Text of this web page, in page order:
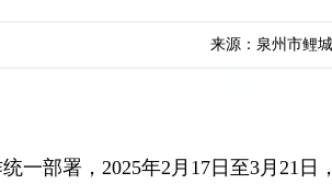
来源：泉州市鲤
一部署，2025年2月17日至3月21